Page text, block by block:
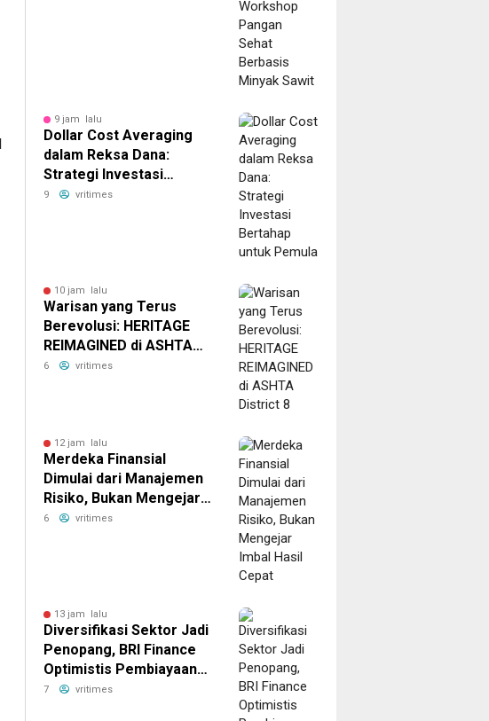
9 jam lalu
Dollar Cost Averaging
dalam Reksa Dana:
Strategi Investasi
Bertahap untuk Pemula
9 vritimes
10 jam lalu
Warisan yang Terus
Berevolusi: HERITAGE
REIMAGINED di ASHTA
District 8
6 vritimes
12 jam lalu
Merdeka Finansial
Dimulai dari Manajemen
Risiko, Bukan Mengejar
Imbal Hasil Cepat
6 vritimes
13 jam lalu
Diversifikasi Sektor Jadi
Penopang, BRI Finance
Optimistis Pembiayaan
Alat Berat Berlanjut
7 vritimes